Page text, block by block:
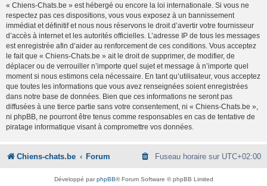
« Chiens-Chats.be » est hébergé ou encore la loi internationale. Si vous ne
respectez pas ces dispositions, vous vous exposez à un bannissement
immédiat et définitif et nous nous réservons le droit d’avertir votre fournisseur
d’accès à internet et les autorités officielles. L’adresse IP de tous les messages
est enregistrée afin d’aider au renforcement de ces conditions. Vous acceptez
le fait que « Chiens-Chats.be » ait le droit de supprimer, de modifier, de
déplacer ou de verrouiller n’importe quel sujet et message à n’importe quel
moment si nous estimons cela nécessaire. En tant qu’utilisateur, vous acceptez
que toutes les informations que vous avez renseignées soient enregistrées
dans notre base de données. Bien que ces informations ne seront pas
diffusées à une tierce partie sans votre consentement, ni « Chiens-Chats.be »,
ni phpBB, ne pourront être tenus comme responsables en cas de tentative de
piratage informatique visant à compromettre vos données.
Chiens-chats.be Forum Fuseau horaire sur UTC+02:00
Développé parphpBB® Forum Software © phpBB Limited